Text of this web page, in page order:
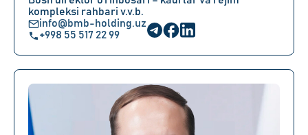
kompleksi rahbari v.v.b.
info@bmb-holding.uz
+998 55 517 22 99